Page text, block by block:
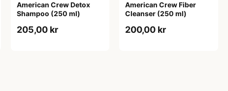
American Crew Detox
Shampoo (250 ml)
205,00 kr
American Crew Fiber
Cleanser (250 ml)
200,00 kr